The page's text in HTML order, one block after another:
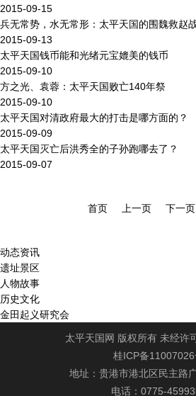
2015-09-15
兵无常势，水无常形：太平天国的围魏救赵
2015-09-13
太平天国钱币能和光绪元宝媲美的钱币
2015-09-10
方之光、袁蓉：太平天国败亡140年祭
2015-09-10
太平天国对清政府最大的打击是哪方面的？
2015-09-09
太平天国灭亡后洪秀全的子孙跑哪去了？
2015-09-07
首页 上一页 下一页
动态资讯
遗址景区
人物故事
历史文化
金田起义研究会
太平天国网 版权所有 未经许
桂ICP备11007026
地址：贵港市港北区民主路
电话：0775-